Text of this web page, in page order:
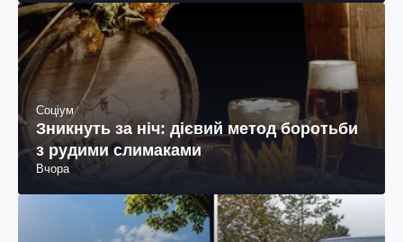
Соціум
Зникнуть за ніч: дієвий метод боротьби
з рудими слимаками
Вчора